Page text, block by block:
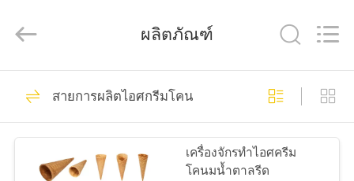
บ้าน
ผลิตภัณฑ์
Road
Enterprise
Co.,LTD.
Reserved.
เครื่องทำไอศครีม
โคน
ผลิตภัณฑ์
สายการผลิตไอศกรีมโคน
เครื่องจักรทำไอศครีม
โคนมน้ำตาลรีด